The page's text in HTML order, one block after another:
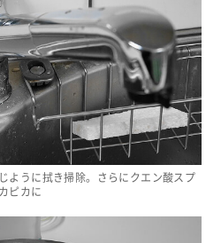
ように拭き掃除。さらにクエン酸スプ
ピカに